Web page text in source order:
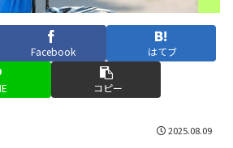
Facebook はてブ
コピー
2025.08.09